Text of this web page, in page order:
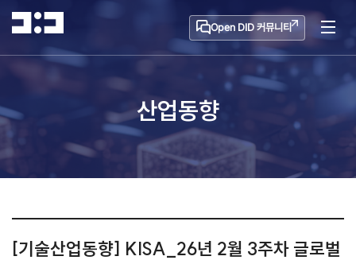
Open DID 커뮤니티
산업동향
[기술산업동향] KISA_26년 2월 3주차 글로벌